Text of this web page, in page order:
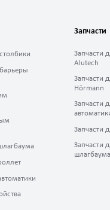
Запчасти
Запчасти
Alutech
Запчасти
Hörmann
Запчасти
Запчасти
Запчасти
шлагбаума